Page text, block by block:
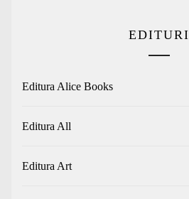
EDITURI
Editura Alice Books
Editura All
Editura Art